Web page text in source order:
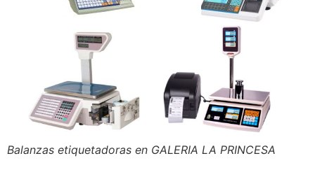
Balanzas etiquetadoras en GALERIA LA PRINCESA